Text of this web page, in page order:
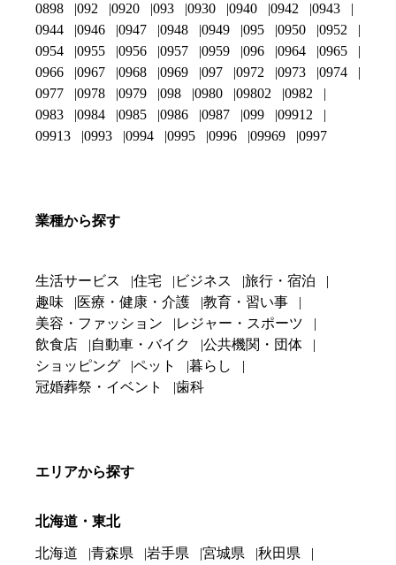
0898
092 0920 093 0930 0940 0942
0943
0944
0946 0947 0948 0949 095 0950
0952
0954
0955 0956 0957 0959 096 0964
0965
0966
0967 0968 0969 097 0972 0973
0974
0977
0978 0979 098 0980 09802
0982
0983
0984 0985 0986 0987 099
09912
09913
0993 0994 0995 0996 09969 0997
業種から探す
生活サービス 住宅 ビジネス
旅行・宿泊
趣味
医療・健康・介護
教育・習い事
美容・ファッション
レジャー・スポーツ
飲食店
自動車・バイク
公共機関・団体
ショッピング
ペット
暮らし
冠婚葬祭・イベント
歯科
エリアから探す
北海道・東北
北海道 青森県 岩手県 宮城県
秋田県